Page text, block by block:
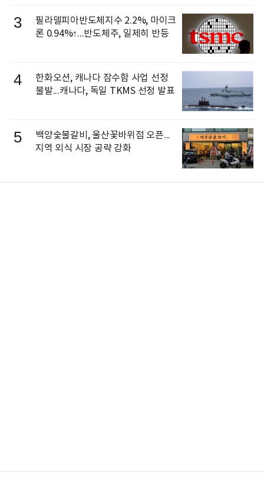
3
필라델피아반도체지수 2.2%, 마이크
론 0.94%↑...반도체주, 일제히 반등
4
한화오션, 캐나다 잠수함 사업 선정
불발...캐나다, 독일 TKMS 선정 발표
5
백양숯불갈비, 울산꽃바위점 오픈...
지역 외식 시장 공략 강화